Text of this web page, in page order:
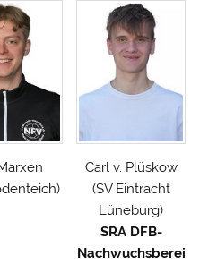
Carl v. Plüskow
(SV Eintracht
Lüneburg)
SRA DFB-
Nachwuchsberei